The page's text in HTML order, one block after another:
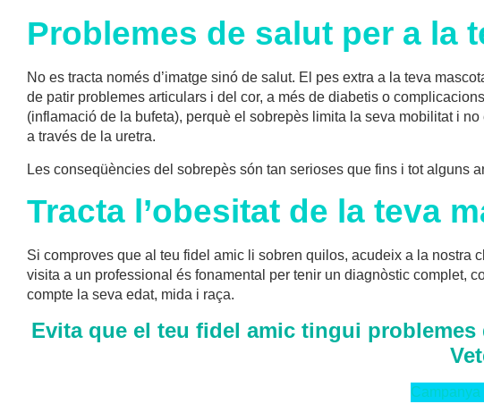
Problemes de salut per a la
No es tracta només d’imatge sinó de salut. El pes extra a la teva
de patir problemes articulars i del cor, a més de diabetis o
(inflamació de la bufeta), perquè el sobrepès limita la seva mobilitat i
a través de la uretra.
Les conseqüències del sobrepès són tan serioses que fins i tot alguns
Tracta l’obesitat de la teva
Si comproves que al teu fidel amic li sobren quilos, acudeix a la
visita a un professional és fonamental per tenir un diagnòstic complet,
compte la seva edat, mida i raça.
Evita que el teu fidel amic tingui problemes
Campanya